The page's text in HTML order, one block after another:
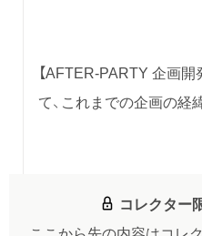
【AFTER-PARTY 企画
て、これまでの企画の経
コレクター